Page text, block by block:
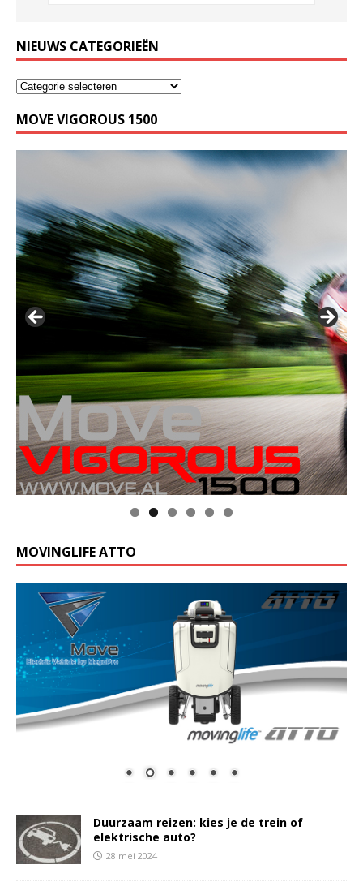
NIEUWS CATEGORIEËN
MOVE VIGOROUS 1500
MOVINGLIFE ATTO
Duurzaam reizen: kies je de trein of
elektrische auto?
28 mei 2024